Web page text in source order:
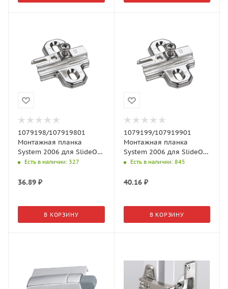
1079198/107919801
Монтажная планка
System 2006 для SlideOn,
L37, D1,5 под
винтов)
Есть в наличии: 327
36.89 ₽
В КОРЗИНУ
1079199/107919901
Монтажная планка
System 2006 для SlideOn,
L37, D3, под
Есть в наличии: 845
40.16₽
В КОРЗИНУ